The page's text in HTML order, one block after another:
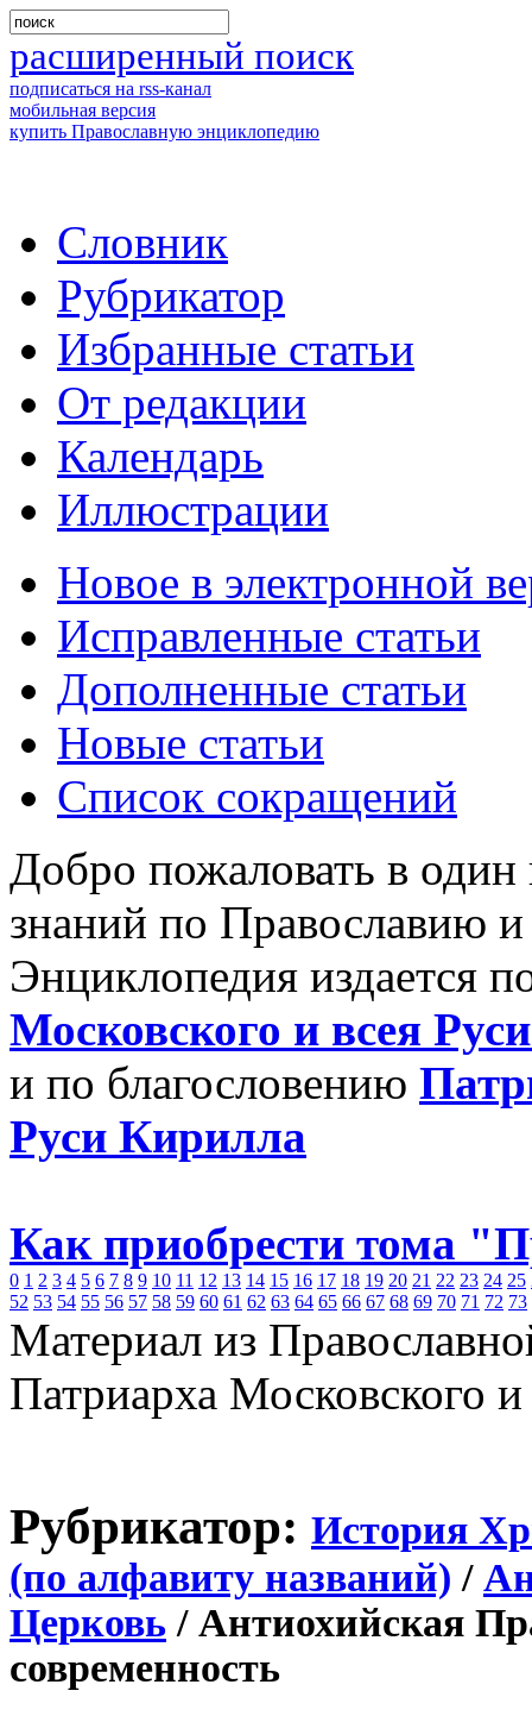
расширенный поиск
подписаться на rss-канал
мобильная версия
купить Православную энциклопедию
Словник
Рубрикатор
Избранные статьи
От редакции
Календарь
Иллюстрации
Новое в электронной
Исправленные статьи
Дополненные статьи
Новые статьи
Список сокращений
Добро пожаловать в
знаний по Православию
Энциклопедия издается
Московского и всея
и по благословению
Руси Кирилла
Как приобрести тома
0 1 2 3 4 5 6 7 8 9 10 11 12 13 14 15 16 17 18 19 20 21 22 23 24 25
52 53 54 55 56 57 58 59 60 61 62 63 64 65 66 67 68 69 70 71 72 73
Материал из
Патриарха Московского
Рубрикатор: История
(по алфавиту названий) /
Церковь / Антиохийская
современность